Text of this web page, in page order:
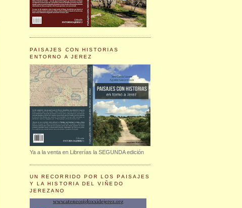
PAISAJES CON HISTORIAS
ENTORNO A JEREZ
Ya a la venta en Librerías la SEGUNDA edición
UN RECORRIDO POR LOS PAISAJES
Y LA HISTORIA DEL VIÑEDO
JEREZANO